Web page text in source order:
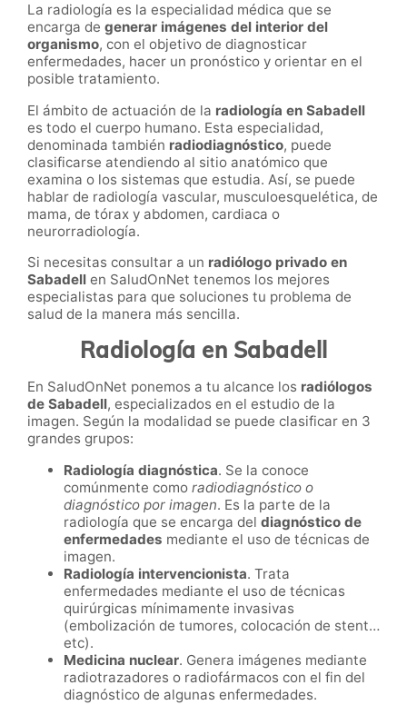
La radiología es la especialidad médica que se
encarga de generar imágenes del interior del
organismo, con el objetivo de diagnosticar
enfermedades, hacer un pronóstico y orientar en el
posible tratamiento.
El ámbito de actuación de la radiología en Sabadell
es todo el cuerpo humano. Esta especialidad,
denominada también radiodiagnóstico, puede
clasificarse atendiendo al sitio anatómico que
examina o los sistemas que estudia. Así, se puede
hablar de radiología vascular, musculoesquelética, de
mama, de tórax y abdomen, cardiaca o
neurorradiología.
Si necesitas consultar a un radiólogo privado en
Sabadell en SaludOnNet tenemos los mejores
especialistas para que soluciones tu problema de
salud de la manera más sencilla.
Radiología en Sabadell
En SaludOnNet ponemos a tu alcance los radiólogos
de Sabadell, especializados en el estudio de la
imagen. Según la modalidad se puede clasificar en 3
grandes grupos:
Radiología diagnóstica. Se la conoce
comúnmente como radiodiagnóstico o
diagnóstico por imagen. Es la parte de la
radiología que se encarga del diagnóstico de
enfermedades mediante el uso de técnicas de
imagen.
Radiología intervencionista. Trata
enfermedades mediante el uso de técnicas
quirúrgicas mínimamente invasivas
(embolización de tumores, colocación de stent…
etc).
Medicina nuclear. Genera imágenes mediante
radiotrazadores o radiofármacos con el fin del
diagnóstico de algunas enfermedades.